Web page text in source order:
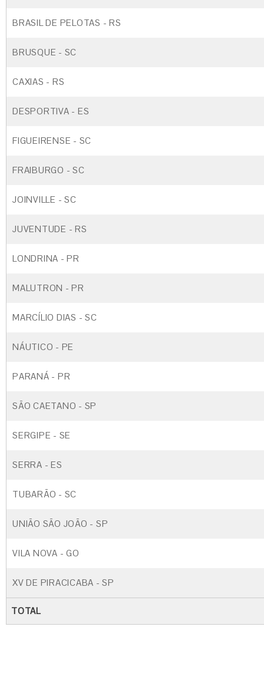
BRASIL DE PELOTAS - RS
BRUSQUE - SC
CAXIAS - RS
DESPORTIVA - ES
FIGUEIRENSE - SC
FRAIBURGO - SC
JOINVILLE - SC
JUVENTUDE - RS
LONDRINA - PR
MALUTRON - PR
MARCÍLIO DIAS - SC
NÁUTICO - PE
PARANÁ - PR
SÃO CAETANO - SP
SERGIPE - SE
SERRA - ES
TUBARÃO - SC
UNIÃO SÃO JOÃO - SP
VILA NOVA - GO
XV DE PIRACICABA - SP
TOTAL